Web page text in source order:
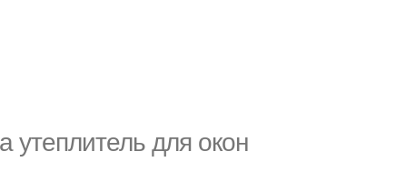
утеплитель для окон